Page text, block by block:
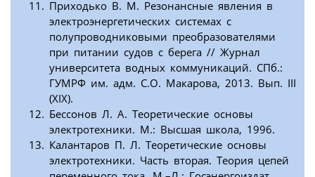
Приходько В. М. Резонансные явления в
электроэнергетических системах с
полупроводниковыми преобразователями
при питании судов с берега // Журнал
университета водных коммуникаций. СПб.:
ГУМРФ им. адм. С.О. Макарова, 2013. Вып. III
(XIX).
Бессонов Л. А. Теоретические основы
электротехники. М.: Высшая школа, 1996.
Калантаров П. Л. Теоретические основы
электротехники. Часть вторая. Теория цепей